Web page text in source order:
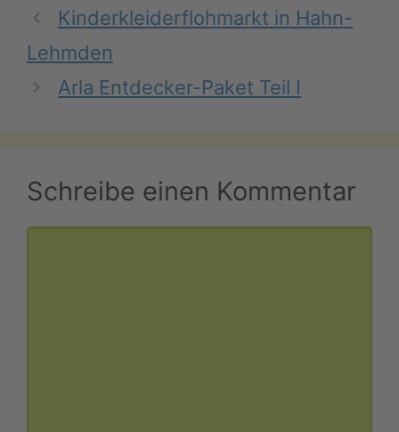
Kinderkleiderflohmarkt in Hahn-
Lehmden
Arla Entdecker-Paket Teil I
Schreibe einen Kommentar